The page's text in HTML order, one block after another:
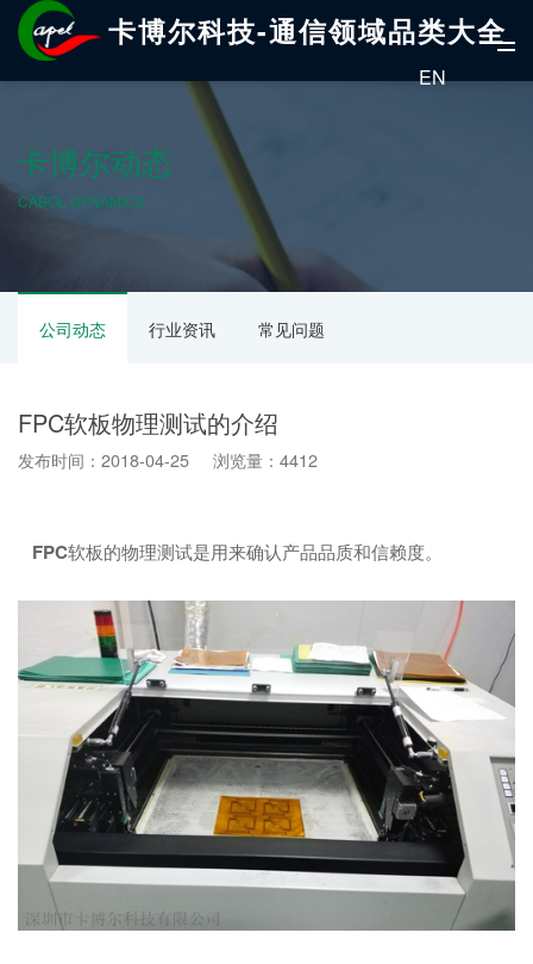
卡博尔科技-通信领域品类大全
EN
卡博尔动态
CABOL DYNAMICS
公司动态 行业资讯 常见问题
FPC软板物理测试的介绍
发布时间：2018-04-25 浏览量：4412
FPC软板的物理测试是用来确认产品品质和信赖度。